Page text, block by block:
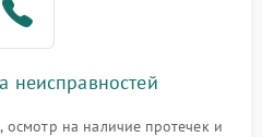
1700 ₽
2100 ₽ Подробнее →
неисправностей
на наличие протечек и